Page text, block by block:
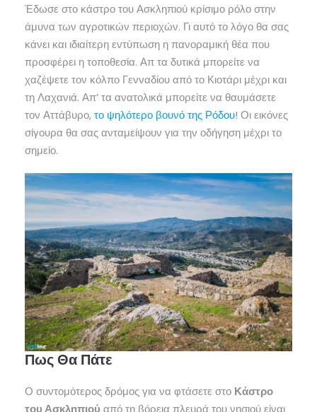
Έδωσε στο κάστρο του Ασκληπιού κρίσιμο ρόλο στην
άμυνα των αγροτικών περιοχών. Γι αυτό το λόγο θα σας
κάνει και ιδιαίτερη εντύπωση η πανοραμική θέα που
προσφέρει η τοποθεσία. Απ τα δυτικά μπορείτε να
χαζέψετε τον κόλπο Γενναδίου από το Κιοτάρι μέχρι και
τη Λαχανιά. Απ’ τα ανατολικά μπορείτε να θαυμάσετε
τον Αττάβυρο,το ψηλότερο βουνό της Ρόδου! Οι εικόνες
σίγουρα θα σας ανταμείψουν για την οδήγηση μέχρι το
σημείο.
Πως Θα Πάτε
Ο συντομότερος δρόμος για να φτάσετε στο Κάστρο
του Ασκληπιού από τη βόρεια πλευρά του νησιού είναι